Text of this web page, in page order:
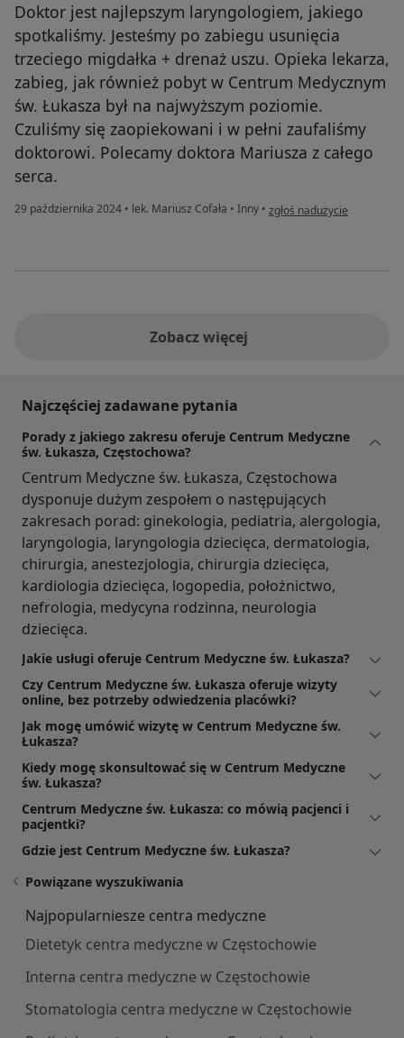
Doktor jest najlepszym laryngologiem, jakiego
spotkaliśmy. Jesteśmy po zabiegu usunięcia
trzeciego migdałka + drenaż uszu. Opieka lekarza,
zabieg, jak również pobyt w Centrum Medycznym
św. Łukasza był na najwyższym poziomie.
Czuliśmy się zaopiekowani i w pełni zaufaliśmy
doktorowi. Polecamy doktora Mariusza z całego
serca.
29 października 2024 • lek. Mariusz Cofała • Inny • w opinii użytkownika
zgłoś nadużycie
Zobacz więcej
Najczęściej zadawane pytania
Porady z jakiego zakresu oferuje Centrum Medyczne
św. Łukasza, Częstochowa?
Centrum Medyczne św. Łukasza, Częstochowa
dysponuje dużym zespołem o następujących
zakresach porad: ginekologia, pediatria, alergologia,
laryngologia, laryngologia dziecięca, dermatologia,
chirurgia, anestezjologia, chirurgia dziecięca,
kardiologia dziecięca, logopedia, położnictwo,
nefrologia, medycyna rodzinna, neurologia
dziecięca.
Jakie usługi oferuje Centrum Medyczne św. Łukasza?
Czy Centrum Medyczne św. Łukasza oferuje wizyty
online, bez potrzeby odwiedzenia placówki?
Jak mogę umówić wizytę w Centrum Medyczne św.
Łukasza?
Kiedy mogę skonsultować się w Centrum Medyczne
św. Łukasza?
Centrum Medyczne św. Łukasza: co mówią pacjenci i
pacjentki?
Gdzie jest Centrum Medyczne św. Łukasza?
Powiązane wyszukiwania
Najpopularniesze centra medyczne
Dietetyk centra medyczne w Częstochowie
Interna centra medyczne w Częstochowie
Stomatologia centra medyczne w Częstochowie